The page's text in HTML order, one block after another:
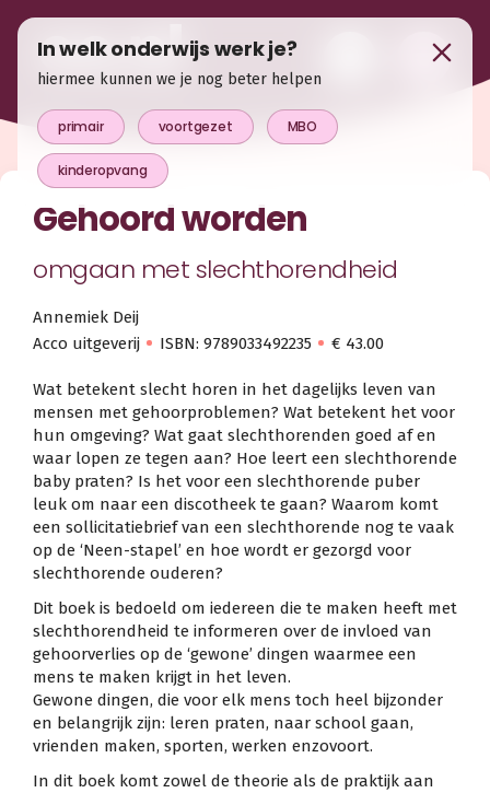
Gehoord worden
omgaan met slechthorendheid
Annemiek Deij
Acco uitgeverij
ISBN: 9789033492235 € 43.00
Wat betekent slecht horen in het dagelijks leven van
mensen met gehoorproblemen? Wat betekent het voor
hun omgeving? Wat gaat slechthorenden goed af en
waar lopen ze tegen aan? Hoe leert een slechthorende
baby praten? Is het voor een slechthorende puber
leuk om naar een discotheek te gaan? Waarom komt
een sollicitatiebrief van een slechthorende nog te vaak
op de ‘Neen-stapel’ en hoe wordt er gezorgd voor
slechthorende ouderen?
Dit boek is bedoeld om iedereen die te maken heeft met
slechthorendheid te informeren over de invloed van
gehoorverlies op de ‘gewone’ dingen waarmee een
mens te maken krijgt in het leven.
Gewone dingen, die voor elk mens toch heel bijzonder
en belangrijk zijn: leren praten, naar school gaan,
vrienden maken, sporten, werken enzovoort.
In dit boek komt zowel de theorie als de praktijk aan
In welk onderwijs werk je?
hiermee kunnen we je nog beter helpen
primair voortgezet MBO
kinderopvang